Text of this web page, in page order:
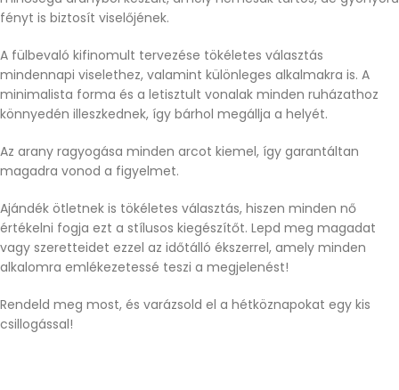
fényt is biztosít viselőjének.
A fülbevaló kifinomult tervezése tökéletes választás
mindennapi viselethez, valamint különleges alkalmakra is. A
minimalista forma és a letisztult vonalak minden ruházathoz
könnyedén illeszkednek, így bárhol megállja a helyét.
Az arany ragyogása minden arcot kiemel, így garantáltan
magadra vonod a figyelmet.
Ajándék ötletnek is tökéletes választás, hiszen minden nő
értékelni fogja ezt a stílusos kiegészítőt. Lepd meg magadat
vagy szeretteidet ezzel az időtálló ékszerrel, amely minden
alkalomra emlékezetessé teszi a megjelenést!
Rendeld meg most, és varázsold el a hétköznapokat egy kis
csillogással!